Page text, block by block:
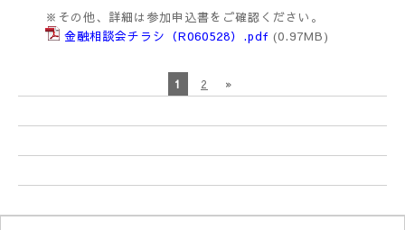
※その他、詳細は参加申込書をご確認ください。
金融相談会チラシ（R060528）.pdf (0.97MB)
1 2 »